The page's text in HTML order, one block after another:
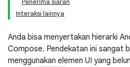
Penerima siaran
Interaksi lainnya
Anda bisa menyertakan hierarki
Compose. Pendekatan ini sangat
menggunakan elemen UI yang